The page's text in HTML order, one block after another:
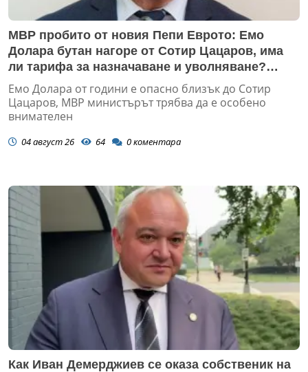
МВР пробито от новия Пепи Еврото: Емо
Долара бутан нагоре от Сотир Цацаров, има
ли тарифа за назначаване и уволняване?
(ЗАПОВЕД)
Емо Долара от години е опасно близък до Сотир
Цацаров, МВР министърът трябва да е особено
внимателен
04 август 26 64 0коментара
Как Иван Демерджиев се оказа собственик на